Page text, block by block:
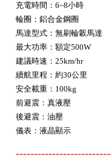
充電時間：6~8小時
輪圈：鋁合金鋼圈
馬達型式：無刷輪轂馬達
最大功率：額定500W
建議時速：25km/hr
續航里程：約30公里
安全載重：100kg
前避震：真液壓
後避震：油壓
儀表：液晶顯示